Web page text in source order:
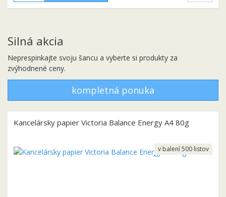
Silná akcia
Neprespinkajte svoju šancu a vyberte si produkty za
zvýhodnené ceny.
kompletná ponuka
Kancelársky papier Victoria Balance Energy A4 80g
v balení 500 listov